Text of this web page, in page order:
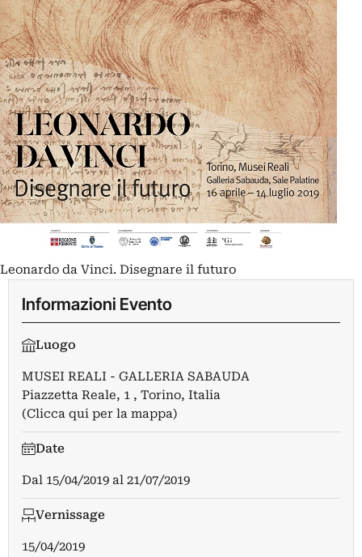
Leonardo da Vinci. Disegnare il futuro
Informazioni Evento
Luogo
MUSEI REALI - GALLERIA SABAUDA
Piazzetta Reale, 1 , Torino, Italia
(Clicca qui per la mappa)
Date
Dal 15/04/2019 al 21/07/2019
Vernissage
15/04/2019